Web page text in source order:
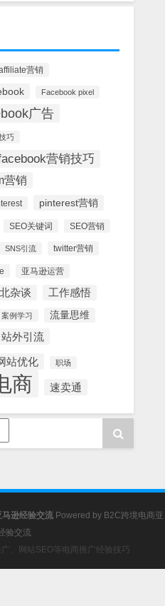
营销
Facebook pixel
广告
巧
营销技巧
营销
pinterest营销
SEO关键词 SEO营销
SNS引流 twitter营销
亚马逊运营
杂谈 工作感悟
案例学习 流量思维
站外引流
站优化 职场
商 速卖通
逊经验交流 Powered by B2C跨境电商亚
验交流
、网站SEO等电商推广经验技巧